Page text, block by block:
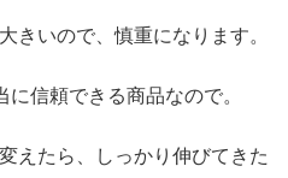
きいので、慎重になります。
信頼できる商品なので。
えたら、しっかり伸びてきた